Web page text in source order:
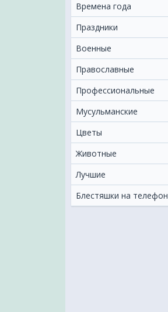
Времена года
Праздники
Военные
Православные
Профессиональные
Мусульманские
Цветы
Животные
Лучшие
Блестяшки на телефон